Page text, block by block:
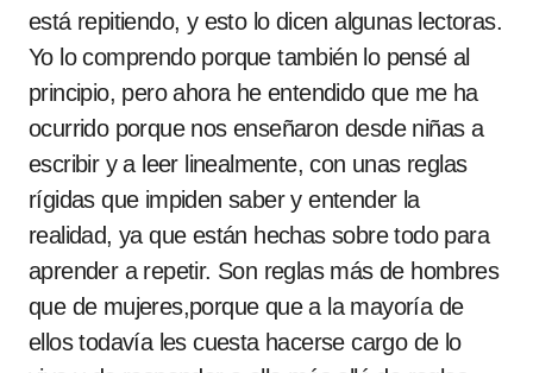
está repitiendo, y esto lo dicen algunas lectoras.
Yo lo comprendo porque también lo pensé al
principio, pero ahora he entendido que me ha
ocurrido porque nos enseñaron desde niñas a
escribir y a leer linealmente, con unas reglas
rígidas que impiden saber y entender la
realidad, ya que están hechas sobre todo para
aprender a repetir. Son reglas más de hombres
que de mujeres,porque que a la mayoría de
ellos todavía les cuesta hacerse cargo de lo